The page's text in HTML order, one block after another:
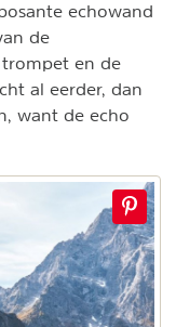
echowand
de
trompet en de
al eerder, dan
want de echo